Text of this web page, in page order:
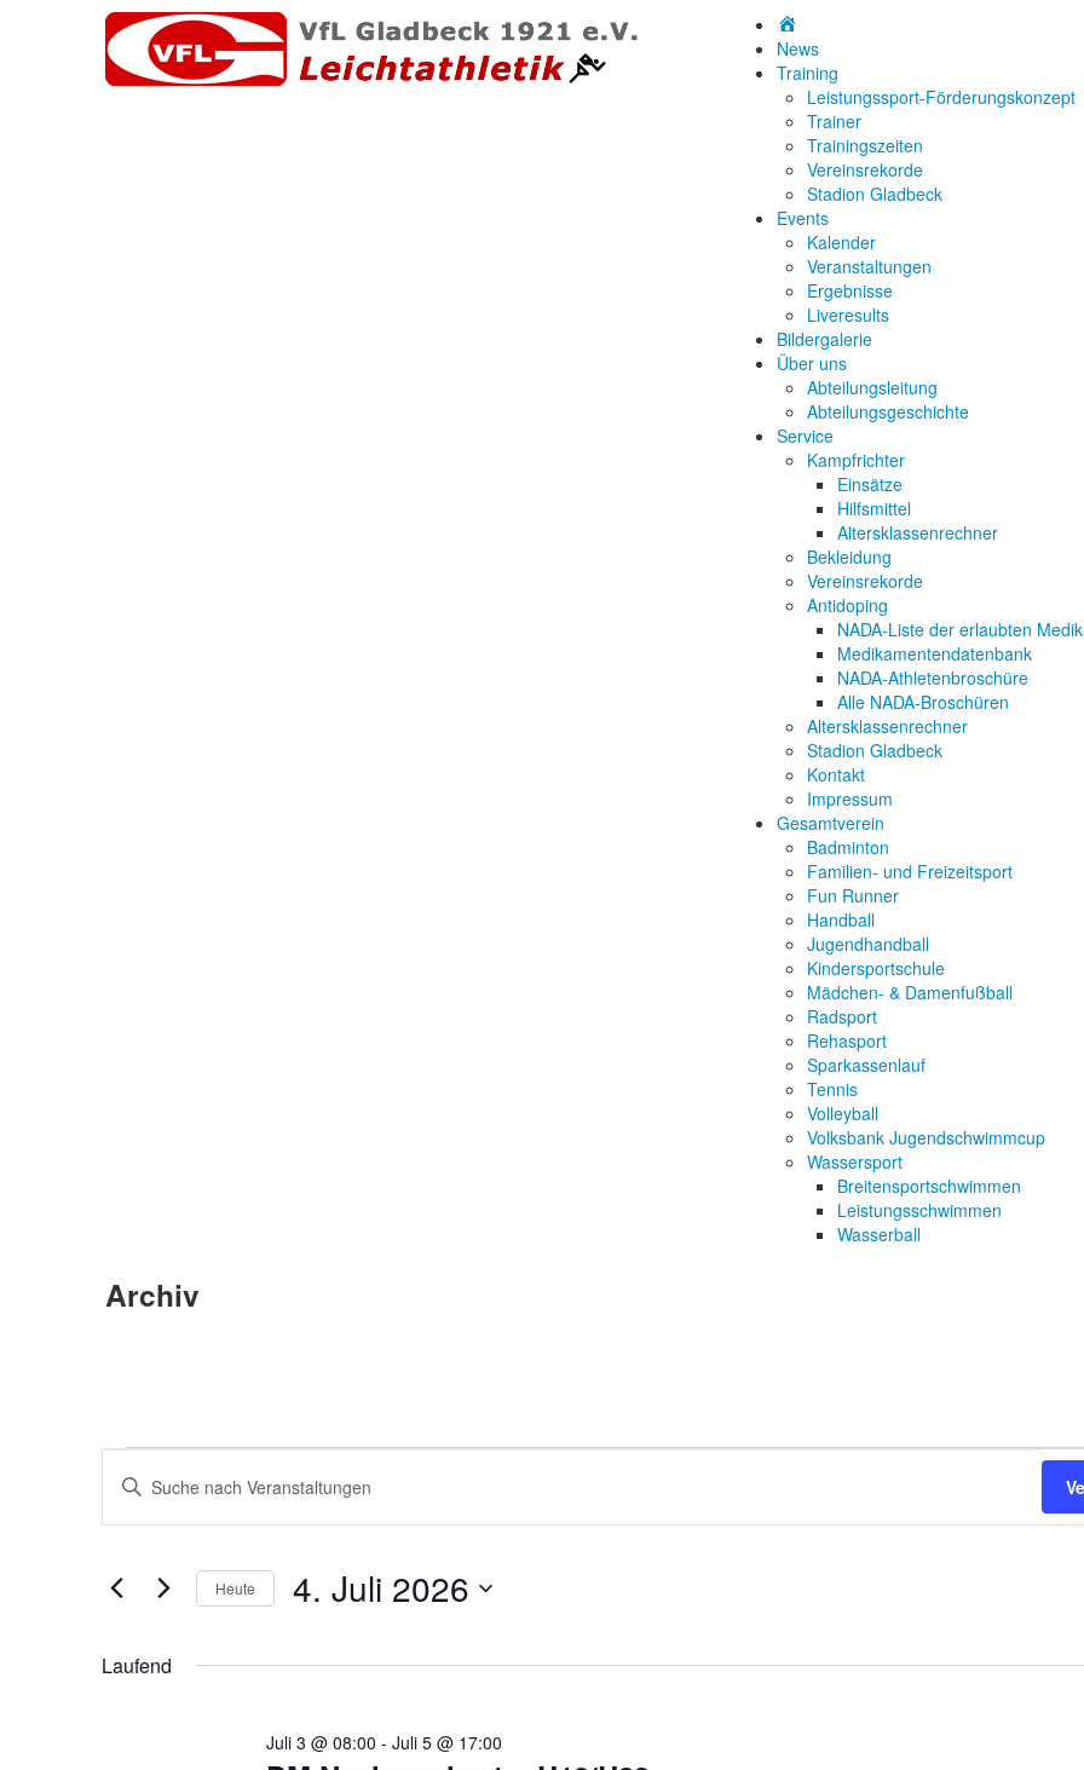
News
Training
Leistungssport-Förderungskonzept
Trainer
Trainingszeiten
Vereinsrekorde
Stadion Gladbeck
Events
Kalender
Veranstaltungen
Ergebnisse
Liveresults
Bildergalerie
Über uns
Abteilungsleitung
Abteilungsgeschichte
Service
Kampfrichter
Einsätze
Hilfsmittel
Altersklassenrechner
Bekleidung
Vereinsrekorde
Antidoping
NADA-Liste der erlaubten
Medikamentendatenbank
NADA-Athletenbroschüre
Alle NADA-Broschüren
Altersklassenrechner
Stadion Gladbeck
Kontakt
Impressum
Gesamtverein
Badminton
Familien- und Freizeitsport
Fun Runner
Handball
Jugendhandball
Kindersportschule
Mädchen- & Damenfußball
Radsport
Rehasport
Sparkassenlauf
Tennis
Volleyball
Volksbank Jugendschwimmcup
Wassersport
Breitensportschwimmen
Leistungsschwimmen
Wasserball
Archiv
Veranstaltungen
für
4.
Juli
2026
Veranstaltungen
Suche
und
Ansichten,
Navigation
Bitte
Schlüsselwort
eingeben.
nach
VeranstaltungenHeute 4. Juli 2026
Laufend
Juli 3 @ 08:00 - Juli 5 @ 17:00